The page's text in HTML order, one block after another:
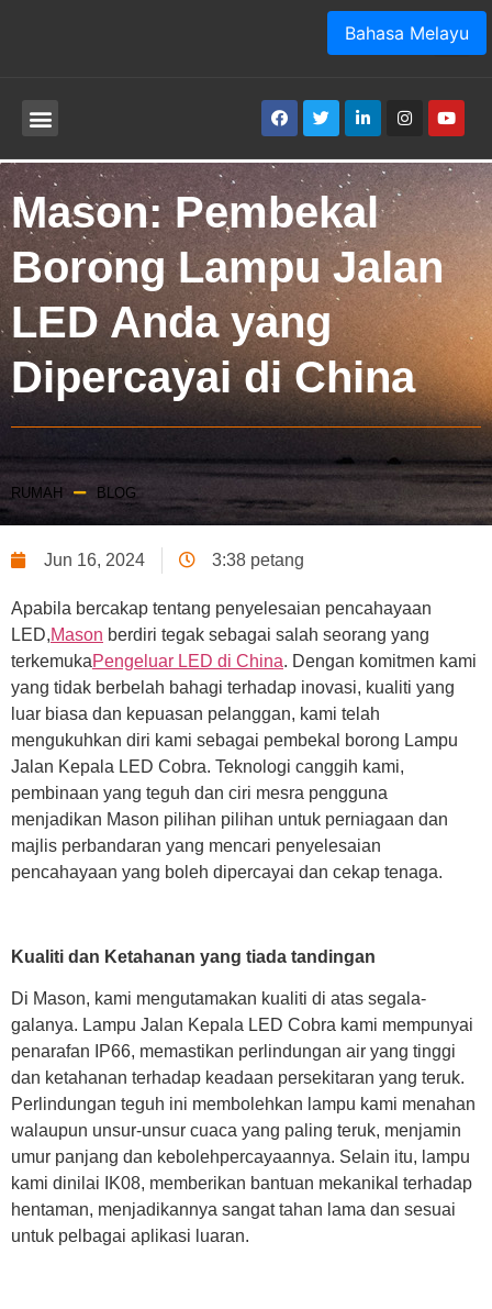
Mason: Pembekal
Borong Lampu Jalan
LED Anda yang
Dipercayai di China
RUMAH BLOG
Jun 16, 2024 3:38 petang
Apabila bercakap tentang penyelesaian pencahayaan
LED,Mason berdiri tegak sebagai salah seorang yang
terkemukaPengeluar LED di China. Dengan komitmen kami
yang tidak berbelah bahagi terhadap inovasi, kualiti yang
luar biasa dan kepuasan pelanggan, kami telah
mengukuhkan diri kami sebagai pembekal borong Lampu
Jalan Kepala LED Cobra. Teknologi canggih kami,
pembinaan yang teguh dan ciri mesra pengguna
menjadikan Mason pilihan pilihan untuk perniagaan dan
majlis perbandaran yang mencari penyelesaian
pencahayaan yang boleh dipercayai dan cekap tenaga.
Kualiti dan Ketahanan yang tiada tandingan
Di Mason, kami mengutamakan kualiti di atas segala-
galanya. Lampu Jalan Kepala LED Cobra kami mempunyai
penarafan IP66, memastikan perlindungan air yang tinggi
dan ketahanan terhadap keadaan persekitaran yang teruk.
Perlindungan teguh ini membolehkan lampu kami menahan
walaupun unsur-unsur cuaca yang paling teruk, menjamin
umur panjang dan kebolehpercayaannya. Selain itu, lampu
kami dinilai IK08, memberikan bantuan mekanikal terhadap
hentaman, menjadikannya sangat tahan lama dan sesuai
untuk pelbagai aplikasi luaran.
Bahasa Melayu